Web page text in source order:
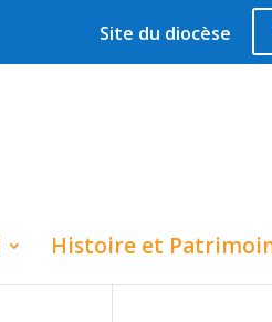
Site du diocèse
Histoire et